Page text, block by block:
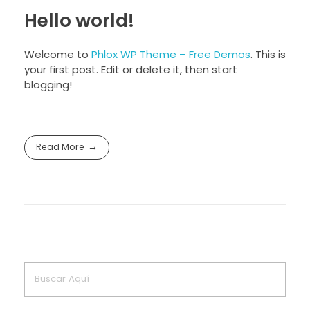
Hello world!
Welcome to Phlox WP Theme – Free Demos. This is
your first post. Edit or delete it, then start
blogging!
Read More